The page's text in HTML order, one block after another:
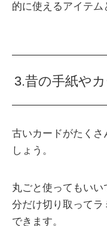
的に使えるアイテム
3.昔の手紙や
古いカードがたくさ
しょう。
丸ごと使ってもい
分だけ切り取って
できます。